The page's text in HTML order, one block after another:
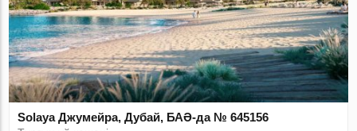
Solaya Джумейра, Дубай, БАӘ-да № 645156